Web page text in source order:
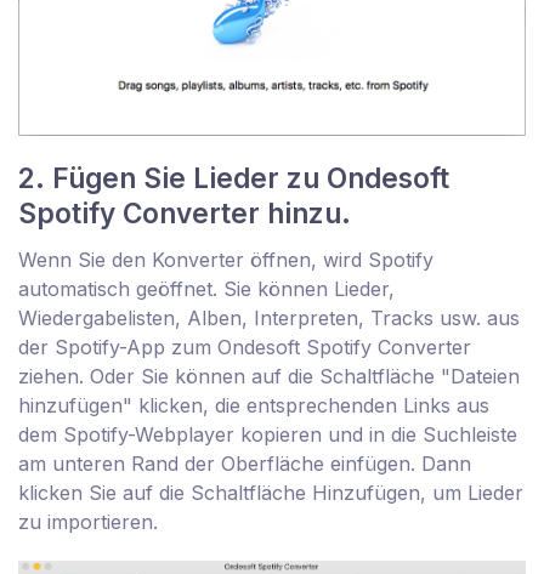
2. Fügen Sie Lieder zu Ondesoft
Spotify Converter hinzu.
Wenn Sie den Konverter öffnen, wird Spotify
automatisch geöffnet. Sie können Lieder,
Wiedergabelisten, Alben, Interpreten, Tracks usw. aus
der Spotify-App zum Ondesoft Spotify Converter
ziehen. Oder Sie können auf die Schaltfläche "Dateien
hinzufügen" klicken, die entsprechenden Links aus
dem Spotify-Webplayer kopieren und in die Suchleiste
am unteren Rand der Oberfläche einfügen. Dann
klicken Sie auf die Schaltfläche Hinzufügen, um Lieder
zu importieren.